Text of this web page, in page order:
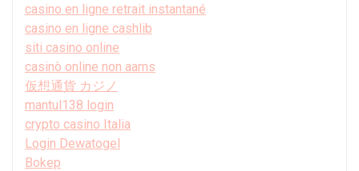
casino en ligne retrait instantané
casino en ligne cashlib
siti casino online
casinò online non aams
仮想通貨 カジノ
mantul138 login
crypto casino Italia
Login Dewatogel
Bokep